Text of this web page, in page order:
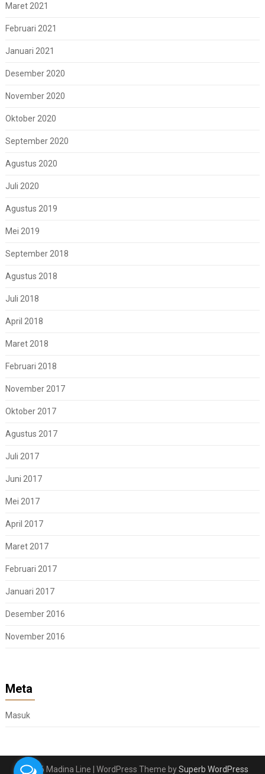
Maret 2021
Februari 2021
Januari 2021
Desember 2020
November 2020
Oktober 2020
September 2020
Agustus 2020
Juli 2020
Agustus 2019
Mei 2019
September 2018
Agustus 2018
Juli 2018
April 2018
Maret 2018
Februari 2018
November 2017
Oktober 2017
Agustus 2017
Juli 2017
Juni 2017
Mei 2017
April 2017
Maret 2017
Februari 2017
Januari 2017
Desember 2016
November 2016
Meta
Masuk
© 2026 Madina Line | WordPress Theme bySuperb WordPress